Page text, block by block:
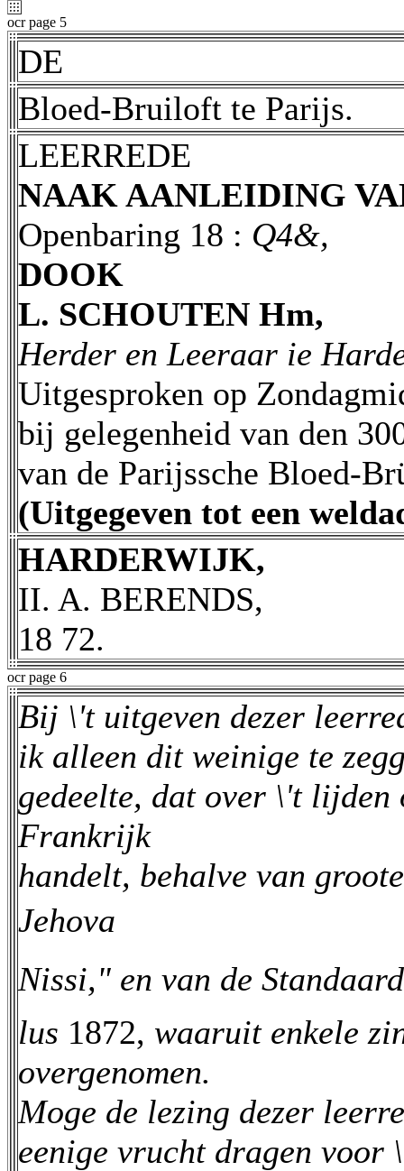
ocr page 5
DE
Bloed-Bruiloft te Parijs.
LEERREDE
NAAK AANLEIDING
Openbaring 18 : Q4&,
DOOK
L. SCHOUTEN Hm,
Herder en Leeraar ie
Uitgesproken op
bij gelegenheid van den
van de Parijssche Bloed-
(Uitgegeven tot een
HARDERWIJK,
II. A. BERENDS,
18 72.
ocr page 6
Bij \'t uitgeven dezer
ik alleen dit weinige te
gedeelte, dat over \'t lijden
Frankrijk
handelt, behalve van
Jehova
Nissi," en van de
lus 1872, waaruit enkele
overgenomen.
Moge de lezing dezer
eenige vrucht dragen voor